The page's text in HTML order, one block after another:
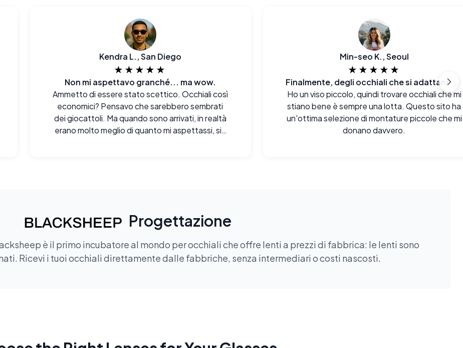
Kendra L., San Diego
★★★★★
Non mi aspettavo granché... ma wow.
Ammetto di essere stato scettico. Occhiali così
economici? Pensavo che sarebbero sembrati
dei giocattoli. Ma quando sono arrivati, in realtà
erano molto meglio di quanto mi aspettassi, sia
Min-seo K., Seoul
★★★★★
Ho un viso piccolo, quindi trovare occhiali che mi
stiano bene è sempre una lotta. Questo sito ha
un'ottima selezione di montature piccole che mi
donano davvero.
Progettazione
è il primo incubatore al mondo per occhiali che offre lenti a prezzi di fabbrica: le lenti sono
Ricevi i tuoi occhiali direttamente dalle fabbriche, senza intermediari o costi nascosti.